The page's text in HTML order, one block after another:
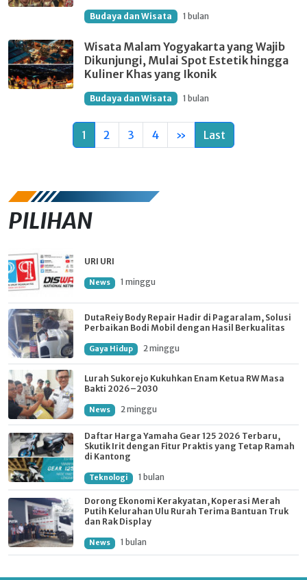
Budaya dan Wisata 1 bulan
Wisata Malam Yogyakarta yang Wajib
Dikunjungi, Mulai Spot Estetik hingga
Kuliner Khas yang Ikonik
Budaya dan Wisata 1 bulan
1 2 3 4 » Last
PILIHAN
URI URI
News 1 minggu
DutaReiy Body Repair Hadir di Pagaralam, Solusi
Perbaikan Bodi Mobil dengan Hasil Berkualitas
Gaya Hidup 2 minggu
Lurah Sukorejo Kukuhkan Enam Ketua RW Masa
Bakti 2026–2030
News 2 minggu
Daftar Harga Yamaha Gear 125 2026 Terbaru,
Skutik Irit dengan Fitur Praktis yang Tetap Ramah
di Kantong
Teknologi 1 bulan
Dorong Ekonomi Kerakyatan, Koperasi Merah
Putih Kelurahan Ulu Rurah Terima Bantuan Truk
dan Rak Display
News 1 bulan